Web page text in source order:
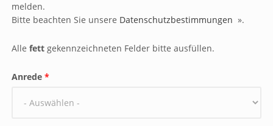
melden.
Bitte beachten Sie unsere Datenschutzbestimmungen ».
Alle fettgekennzeichneten Felder bitte ausfüllen.
Anrede *